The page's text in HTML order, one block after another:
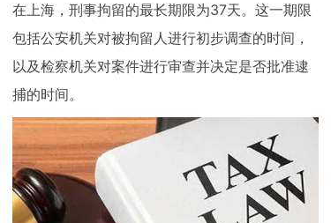
在上海，刑事拘留的最长期限为37天。这一期限
包括公安机关对被拘留人进行初步调查的时间，
以及检察机关对案件进行审查并决定是否批准逮
捕的时间。